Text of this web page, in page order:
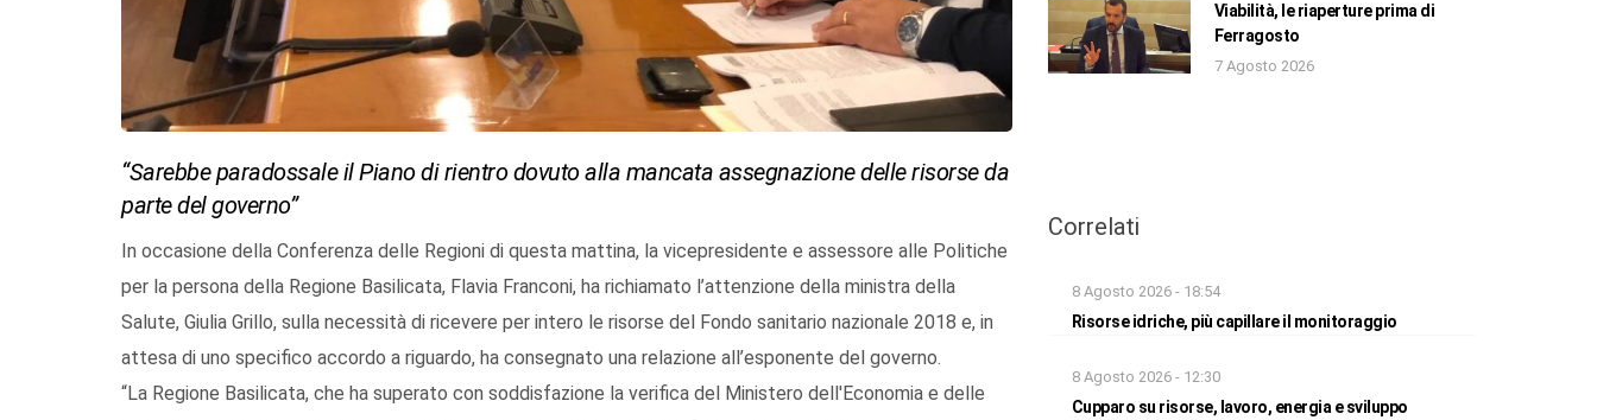
“Sarebbe paradossale il Piano di rientro dovuto alla mancata assegnazione delle risorse da
parte del governo”
In occasione della Conferenza delle Regioni di questa mattina, la vicepresidente e assessore alle Politiche
per la persona della Regione Basilicata, Flavia Franconi, ha richiamato l’attenzione della ministra della
Salute, Giulia Grillo, sulla necessità di ricevere per intero le risorse del Fondo sanitario nazionale 2018 e, in
attesa di uno specifico accordo a riguardo, ha consegnato una relazione all’esponente del governo.
“La Regione Basilicata, che ha superato con soddisfazione la verifica del Ministero dell'Economia e delle
Viabilità, le riaperture prima di
Ferragosto
7 Agosto 2026
Correlati
8 Agosto 2026 - 18:54
Risorse idriche, più capillare il monitoraggio
8 Agosto 2026 - 12:30
Cupparo su risorse, lavoro, energia e sviluppo